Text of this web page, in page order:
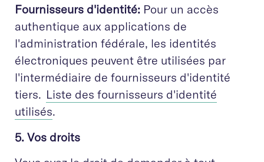
Fournisseurs d'identité: Pour un accès
authentique aux applications de
l'administration fédérale, les identités
électroniques peuvent être utilisées par
l'intermédiaire de fournisseurs d'identité
tiers. Liste des fournisseurs d'identité
utilisés.
5. Vos droits